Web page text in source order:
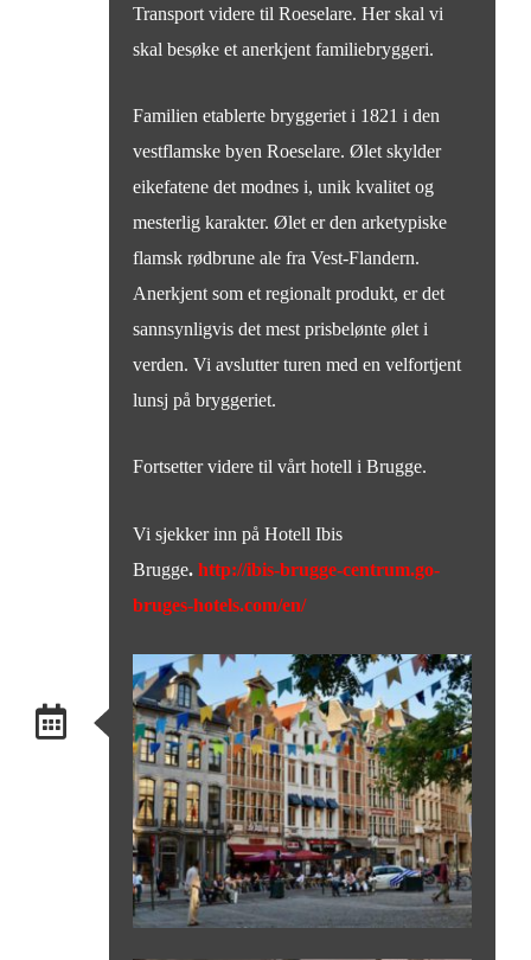
Transport videre til Roeselare. Her skal vi
skal besøke et anerkjent familiebryggeri.
Familien etablerte bryggeriet i 1821 i den
vestflamske byen Roeselare. Ølet skylder
eikefatene det modnes i, unik kvalitet og
mesterlig karakter. Ølet er den arketypiske
flamsk rødbrune ale fra Vest-Flandern.
Anerkjent som et regionalt produkt, er det
sannsynligvis det mest prisbelønte ølet i
verden. Vi avslutter turen med en velfortjent
lunsj på bryggeriet.
Fortsetter videre til vårt hotell i Brugge.
Vi sjekker inn på Hotell Ibis
Brugge. http://ibis-brugge-centrum.go-
bruges-hotels.com/en/